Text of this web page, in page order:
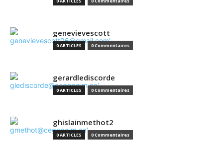
genevievescott
0 ARTICLES 0 Commentaires
gerardlediscorde
0 ARTICLES 0 Commentaires
ghislainmethot2
0 ARTICLES 0 Commentaires